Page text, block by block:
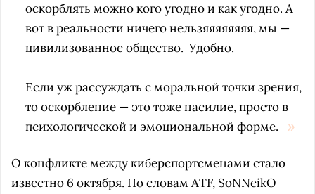
оскорблять можно кого угодно и как угодно. А
вот в реальности ничего нельзяяяяяяяя, мы —
цивилизованное общество. Удобно.
Если уж рассуждать с моральной точки зрения,
то оскорбление — это тоже насилие, просто в
психологической и эмоциональной форме.
О конфликте между киберспортсменами стало
известно 6 октября. По словам ATF, SoNNeikO